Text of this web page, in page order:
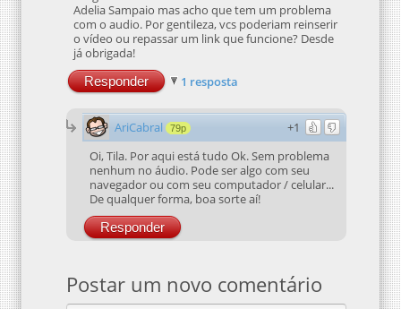
Adelia Sampaio mas acho que tem um problema
com o audio. Por gentileza, vcs poderiam reinserir
o vídeo ou repassar um link que funcione? Desde
já obrigada!
Responder 1 resposta
+1
AriCabral 79p
Oi, Tila. Por aqui está tudo Ok. Sem problema
nenhum no áudio. Pode ser algo com seu
navegador ou com seu computador / celular...
De qualquer forma, boa sorte aí!
Responder
Postar um novo comentário